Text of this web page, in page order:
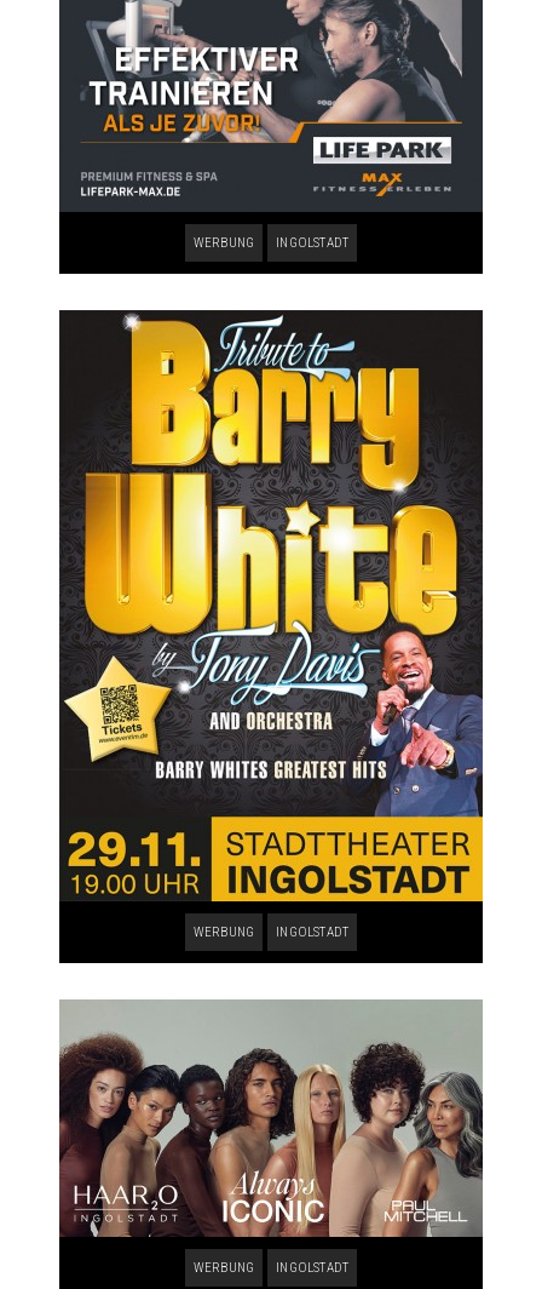
WERBUNG INGOLSTADT
WERBUNG INGOLSTADT
WERBUNG INGOLSTADT